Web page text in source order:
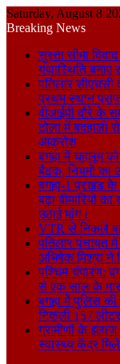
Saturday, August 8
Breaking News
सुस्ता सीमा
यथास्थिति
पतिलार सीएचसी
प्रथम स्थान
वीआईपी दौरे के
टोला में बदहाली
आक्रोश
बगहा में चहलूम
बैठक, नियमों का
बगहा-1 प्रखंड के
बढ़ा बीमारियों
उठाई मांग।
VTR से निकले
पतिलार पंचायत
अभिषेक मिश्रा ने
पश्चिम चंपारण:
से एक साल के
बगहा में पुलिस की
निकली 157
ग्रामीणों के
स्वास्थ्य केंद्र मिले